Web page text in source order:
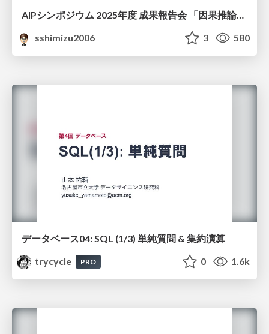
AIPシンポジウム 2025年度 成果報告会 「因果推論チーム」
sshimizu2006
3 580
データベース04: SQL (1/3) 単純質問 & 集約演算
trycycle
PRO 0 1.6k